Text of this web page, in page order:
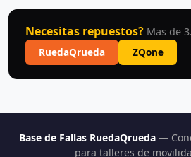
Necesitas repuestos? Mas de
RuedaQrueda
ZQone
Base de Fallas RuedaQrueda —
para talleres de